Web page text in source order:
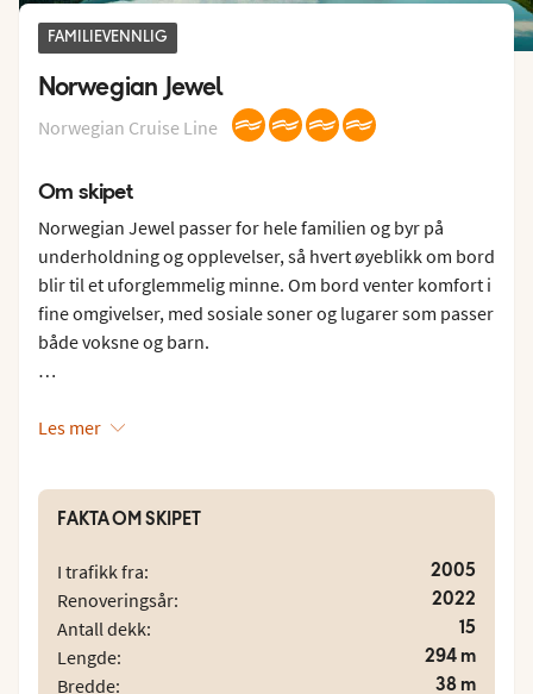
FAMILIEVENNLIG
Norwegian Jewel
Norwegian Cruise Line
Om skipet
Norwegian Jewel passer for hele familien og byr på
underholdning og opplevelser, så hvert øyeblikk om bord
blir til et uforglemmelig minne. Om bord venter komfort i
fine omgivelser, med sosiale soner og lugarer som passer
både voksne og barn.
bassengområde. Her er det flere basseng og boblebad,
avkjølende bad. Vil du unne deg litt ekstra luksus, tilbyr
Mandara Spa en rolig og harmonisk atmosfære med et
Kulinariske høydepunkter venter rundt hvert hjørne på
Norwegian Jewel. Fra Tsar's Palace Main Restaurant og
Azura Main Restaurant til utsøkte franske retter på Le
Bistro French Restaurant og spennende asiatiske smaker
Les mer
FAKTA OM SKIPET
I trafikk fra: 2005
Renoveringsår: 2022
Antall dekk: 15
Lengde: 294 m
Bredde: 38 m